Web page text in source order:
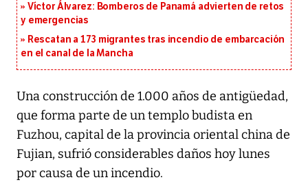
Víctor Álvarez: Bomberos de Panamá advierten de retos
y emergencias
Rescatan a 173 migrantes tras incendio de embarcación
en el canal de la Mancha
Una construcción de 1.000 años de antigüedad,
que forma parte de un templo budista en
Fuzhou, capital de la provincia oriental china de
Fujian, sufrió considerables daños hoy lunes
por causa de un incendio.